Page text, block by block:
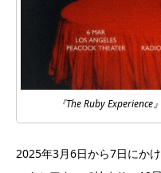
『The Ruby
2025年3月6日から7日にか